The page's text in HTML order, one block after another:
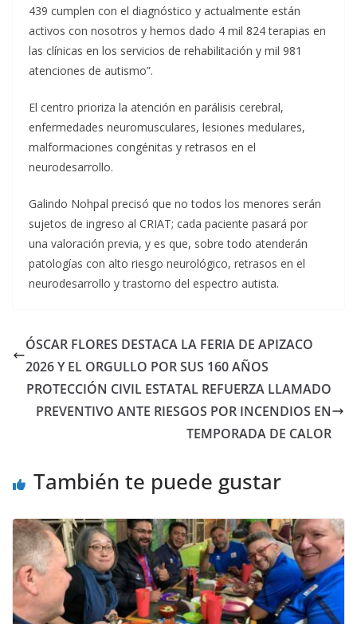
439 cumplen con el diagnóstico y actualmente están
activos con nosotros y hemos dado 4 mil 824 terapias en
las clínicas en los servicios de rehabilitación y mil 981
atenciones de autismo”.
El centro prioriza la atención en parálisis cerebral,
enfermedades neuromusculares, lesiones medulares,
malformaciones congénitas y retrasos en el
neurodesarrollo.
Galindo Nohpal precisó que no todos los menores serán
sujetos de ingreso al CRIAT; cada paciente pasará por
una valoración previa, y es que, sobre todo atenderán
patologías con alto riesgo neurológico, retrasos en el
neurodesarrollo y trastorno del espectro autista.
ÓSCAR FLORES DESTACA LA FERIA DE APIZACO
2026 Y EL ORGULLO POR SUS 160 AÑOS
PROTECCIÓN CIVIL ESTATAL REFUERZA LLAMADO
PREVENTIVO ANTE RIESGOS POR INCENDIOS EN
TEMPORADA DE CALOR
También te puede gustar